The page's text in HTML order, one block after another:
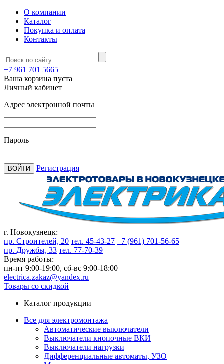
О компании
Каталог
Покупка и оплата
Контакты
+7 961 701 5665
Ваша корзина пуста
Личный кабинет
Адрес электронной почты
Пароль
ВОЙТИ Регистрация
г. Новокузнецк:
пр. Строителей, 20 тел. 45-43-27 +7 (961) 701-56-65
пр. Дружбы, 33 тел. 77-70-39
Время работы:
пн-пт 9:00-19:00, сб-вс 9:00-18:00
electrica.zakaz@yandex.ru
Товары со скидкой
Каталог продукции
Все для электромонтажа
Автоматические выключатели
Выключатели кнопочные ВКИ
Выключатели нагрузки
Дифференциальные автоматы, УЗО